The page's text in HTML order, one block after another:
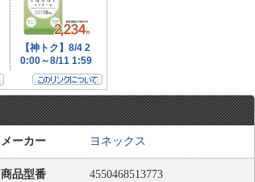
メーカー ヨネックス
商品型番 4550468513773